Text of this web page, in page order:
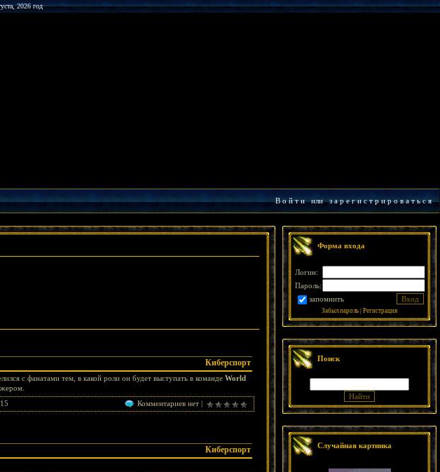
2026 год
В о й т иилиз а р е г и с т р и р о в а т ь с я
Киберспорт
с фанатами тем, в какой роли он будет выступать в команде World
Комментариев нет |
Киберспорт
Форма входа
Логин:
Пароль:
запомнить
Забыл пароль Регистрация
Поиск
Случайная картинка